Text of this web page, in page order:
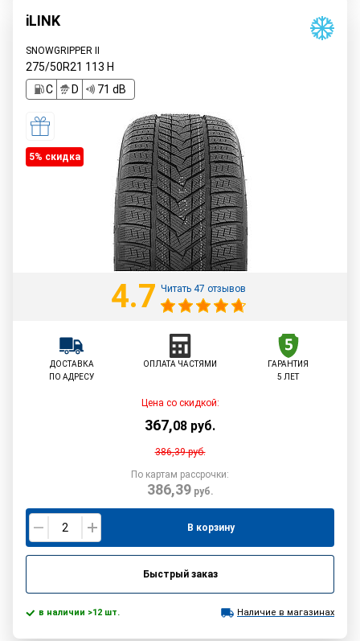
iLINK
SNOWGRIPPER II
275/50R21 113 H
C
D 71 dB
5% cкидка
4.7 Читать 47 отзывов
ДОСТАВКА
ПО АДРЕСУ
ОПЛАТА ЧАСТЯМИ
ГАРАНТИЯ
5 ЛЕТ
Цена со скидкой:
367,08 руб.
386,39руб.
По картам рассрочки:
386,39руб.
В корзину
Быстрый заказ
в наличии >12 шт. Наличие в магазинах